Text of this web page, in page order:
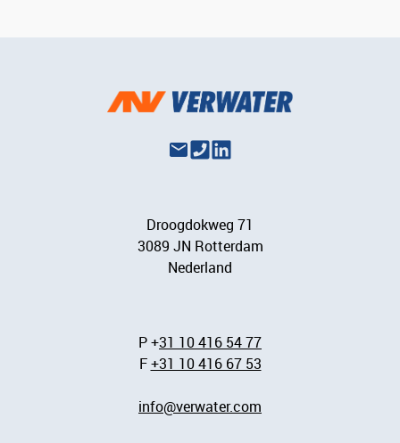
Droogdokweg 71
3089 JN Rotterdam
Nederland
P +31 10 416 54 77
F+31 10 416 67 53
info@verwater.com